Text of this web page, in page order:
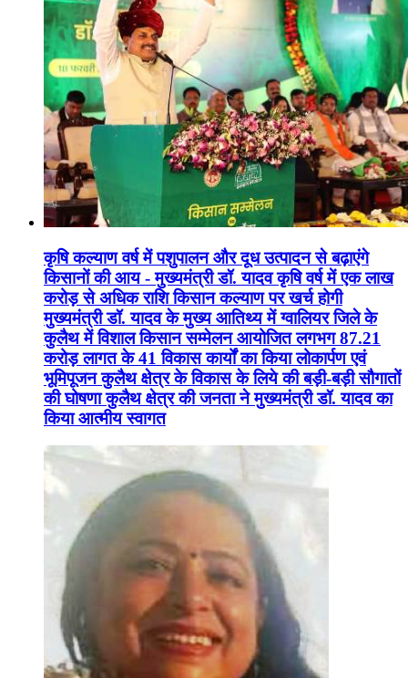
कृषि कल्याण वर्ष में पशुपालन और दूध उत्पादन से बढ़ाएंगे
किसानों की आय - मुख्यमंत्री डॉ. यादव कृषि वर्ष में एक लाख
करोड़ से अधिक राशि किसान कल्याण पर खर्च होगी
मुख्यमंत्री डॉ. यादव के मुख्य आतिथ्य में ग्वालियर जिले के
कुलैथ में विशाल किसान सम्मेलन आयोजित लगभग 87.21
करोड़ लागत के 41 विकास कार्यों का किया लोकार्पण एवं
भूमिपूजन कुलैथ क्षेत्र के विकास के लिये की बड़ी-बड़ी सौगातों
की घोषणा कुलैथ क्षेत्र की जनता ने मुख्यमंत्री डॉ. यादव का
किया आत्मीय स्वागत